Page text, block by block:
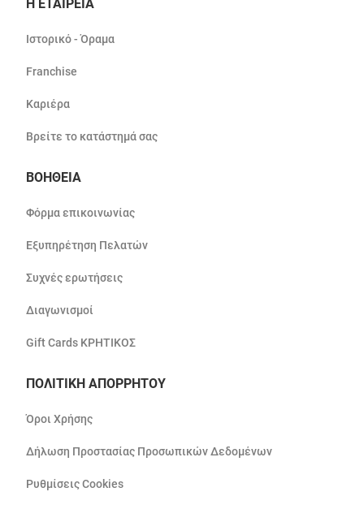
Η ΕΤΑΙΡΕΙΑ
Ιστορικό - Όραμα
Franchise
Καριέρα
Βρείτε το κατάστημά σας
ΒΟΗΘΕΙΑ
Φόρμα επικοινωνίας
Εξυπηρέτηση Πελατών
Συχνές ερωτήσεις
Διαγωνισμοί
Gift Cards ΚΡΗΤΙΚΟΣ
ΠΟΛΙΤΙΚΗ ΑΠΟΡΡΗΤΟΥ
Όροι Χρήσης
Δήλωση Προστασίας Προσωπικών Δεδομένων
Ρυθμίσεις Cookies